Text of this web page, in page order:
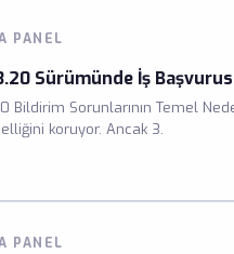
PANEL
Sürümünde İş
Bildirim Sorunlarının Temel
koruyor. Ancak 3.
PANEL